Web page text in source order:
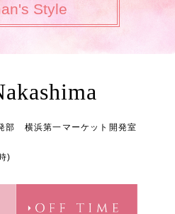
座
ンシップ 2025
！
Style
部 横浜第一マーケット開発室
)